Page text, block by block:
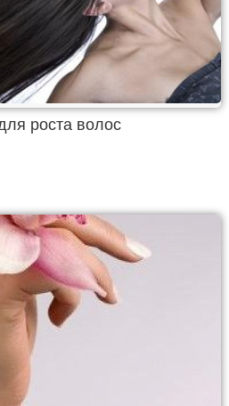
роста волос